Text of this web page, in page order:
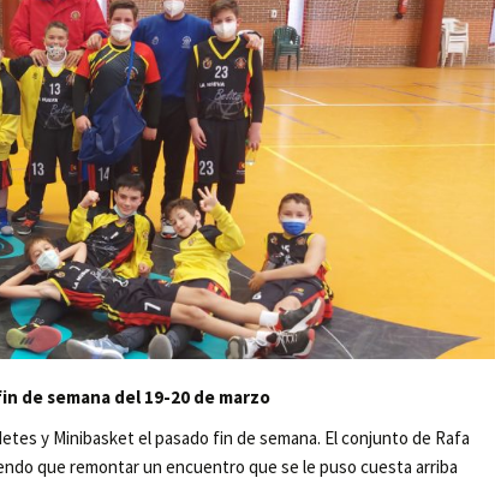
de semana del 19-20 de marzo
y Minibasket el pasado fin de semana. El conjunto de Rafa
que remontar un encuentro que se le puso cuesta arriba